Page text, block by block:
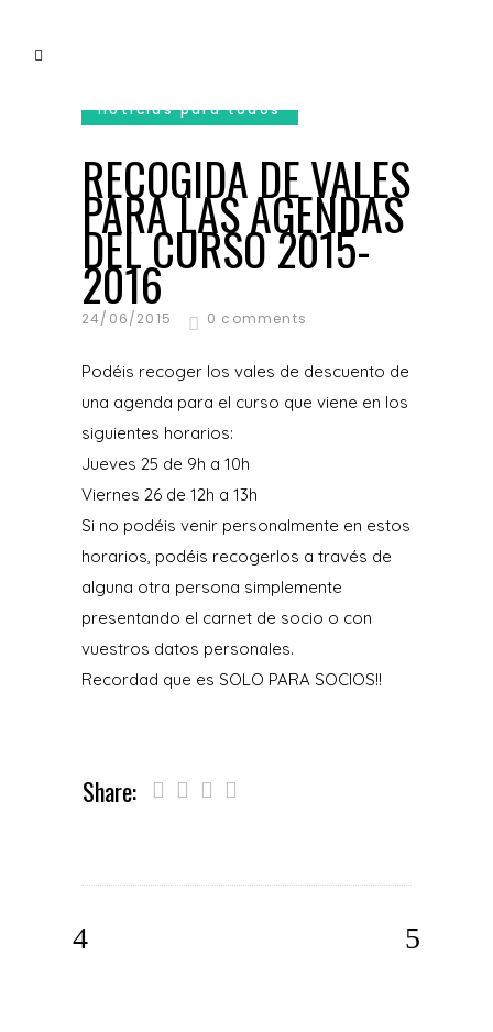
noticias para todos
RECOGIDA DE VALES
PARA LAS AGENDAS
DEL CURSO 2015-
2016
24/06/2015 0 comments
Podéis recoger los vales de descuento de
una agenda para el curso que viene en los
siguientes horarios:
Jueves 25 de 9h a 10h
Viernes 26 de 12h a 13h
Si no podéis venir personalmente en estos
horarios, podéis recogerlos a través de
alguna otra persona simplemente
presentando el carnet de socio o con
vuestros datos personales.
Recordad que es SOLO PARA SOCIOS!!
Share: